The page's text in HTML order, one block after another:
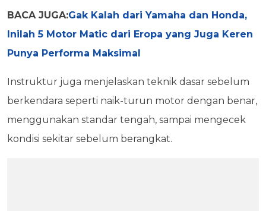
BACA JUGA:Gak Kalah dari Yamaha dan Honda,
Inilah 5 Motor Matic dari Eropa yang Juga Keren
Punya Performa Maksimal
Instruktur juga menjelaskan teknik dasar sebelum
berkendara seperti naik-turun motor dengan benar,
menggunakan standar tengah, sampai mengecek
kondisi sekitar sebelum berangkat.